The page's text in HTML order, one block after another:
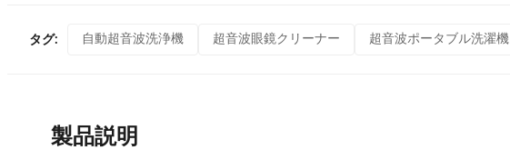
タグ: 自動超音波洗浄機 超音波眼鏡クリーナー 超音波ポータブル洗濯機
製品説明